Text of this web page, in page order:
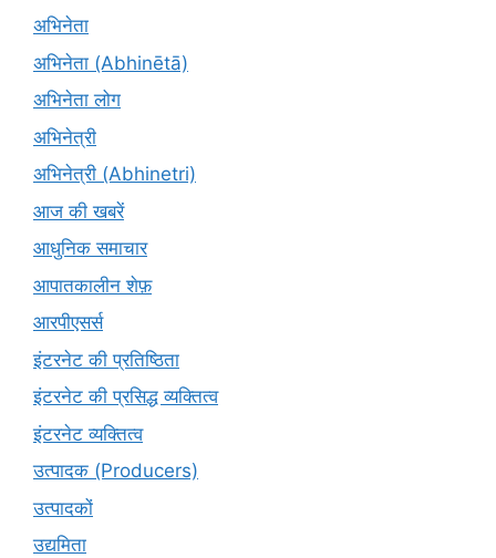
अभिनेता
अभिनेता (Abhinētā)
अभिनेता लोग
अभिनेत्री
अभिनेत्री (Abhinetri)
आज की खबरें
आधुनिक समाचार
आपातकालीन शेफ़
आरपीएसर्स
इंटरनेट की प्रतिष्ठिता
इंटरनेट की प्रसिद्ध व्यक्तित्व
इंटरनेट व्यक्तित्व
उत्पादक (Producers)
उत्पादकों
उद्यमिता